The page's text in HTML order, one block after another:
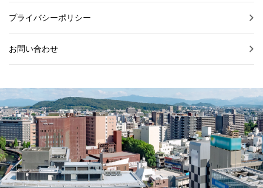
プライバシーポリシー
お問い合わせ